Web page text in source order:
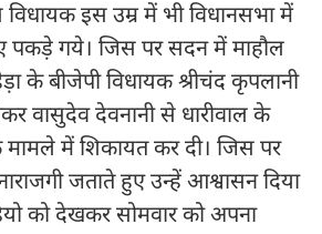
इस उम्र में भी विधानसभा में
पकड़े गये। जिस पर सदन में माहौल
के बीजेपी विधायक श्रीचंद कृपलानी
वासुदेव देवनानी से धारीवाल के
में शिकायत कर दी। जिस पर
जताते हुए उन्हें आश्वासन दिया
को देखकर सोमवार को अपना